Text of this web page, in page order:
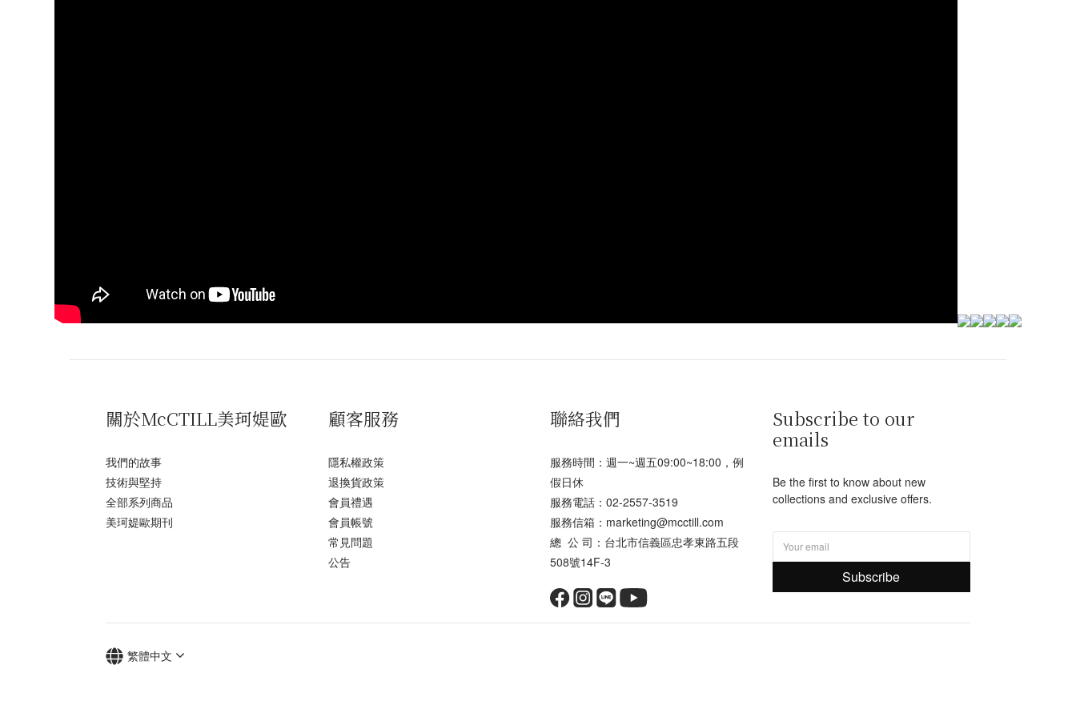
關於McCTILL美珂媞歐
我們的故事
技術與堅持
全部系列商品
美珂媞歐期刊
顧客服務
隱私權政策
退換貨政策
會員禮遇
會員帳號
常見問題
公告
聯絡我們
服務時間：週一~週五09:00~18:00，例
假日休
服務電話：02-2557-3519
服務信箱：marketing@mcctill.com
總 公 司：台北市信義區忠孝東路五段
508號14F-3
Subscribe to our
emails
Be the first to know about new
collections and exclusive offers.
Subscribe
繁體中文